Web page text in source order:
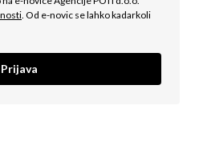
. Od e-novic se lahko kadarkoli
Prijava